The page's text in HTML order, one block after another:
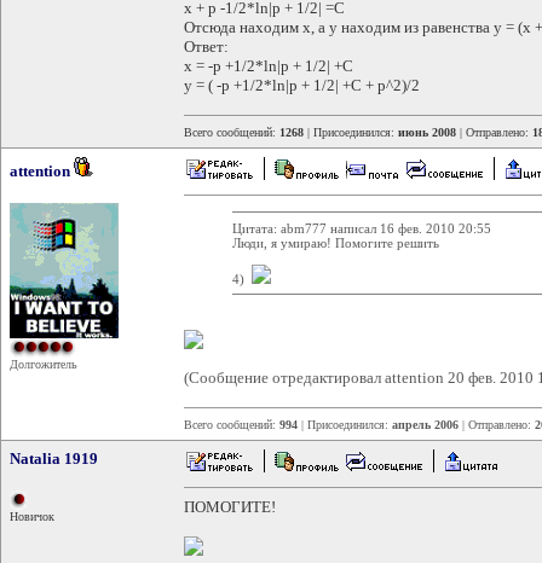
x + p -1/2*ln|p + 1/2| =C
Отсюда находим х, а y находим из равенства y = (x
Ответ:
x = -p +1/2*ln|p + 1/2| +C
y = ( -p +1/2*ln|p + 1/2| +C + p^2)/2
Всего сообщений: 1268 | Присоединился: июнь 2008 | Отправлено:
attention
Долгожитель
Цитата: abm777 написал 16 фев. 2010 20:55
Люди, я умираю! Помогите решить
4)
(Сообщение отредактировал attention 20 фев. 2010
Всего сообщений: 994 | Присоединился: апрель 2006 | Отправлено:
Natalia 1919
Новичок
ПОМОГИТЕ!